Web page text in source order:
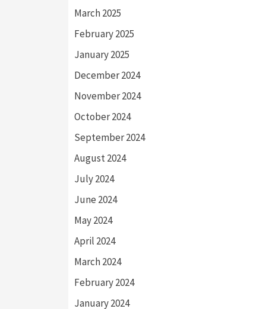
March 2025
February 2025
January 2025
December 2024
November 2024
October 2024
September 2024
August 2024
July 2024
June 2024
May 2024
April 2024
March 2024
February 2024
January 2024